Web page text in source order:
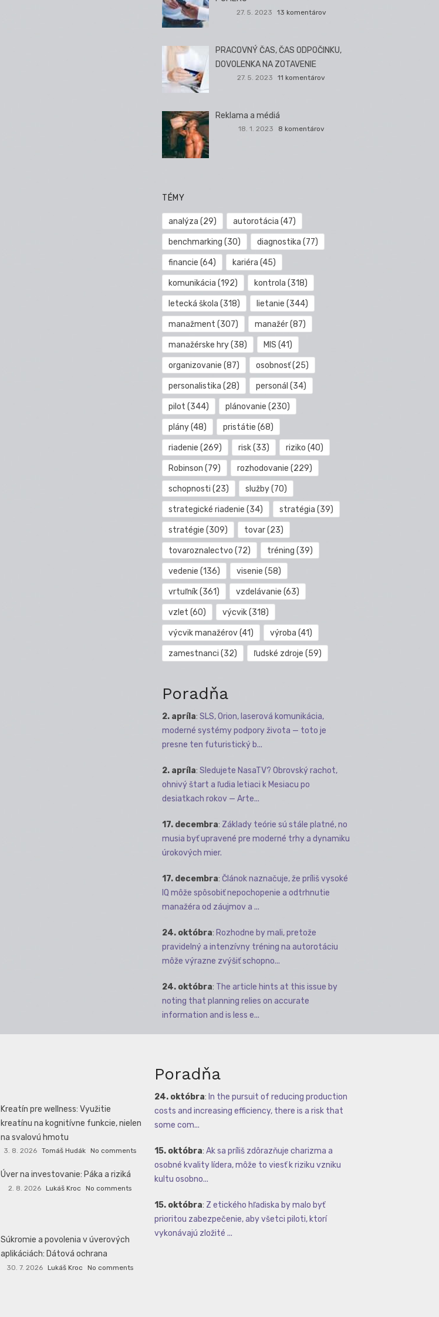
27. 5. 2023 13 komentárov
PRACOVNÝ ČAS, ČAS ODPOČINKU,
DOVOLENKA NA ZOTAVENIE
27. 5. 2023 11 komentárov
Reklama a médiá
18. 1. 2023 8 komentárov
TÉMY
analýza (29) autorotácia (47)
benchmarking (30) diagnostika (77)
financie (64) kariéra (45)
komunikácia (192) kontrola (318)
letecká škola (318) lietanie (344)
manažment (307) manažér(87)
manažérske hry(38) MIS (41)
organizovanie (87) osobnosť(25)
personalistika (28) personál (34)
pilot (344) plánovanie (230)
plány(48) pristátie (68)
riadenie (269) risk(33) riziko (40)
Robinson (79) rozhodovanie (229)
schopnosti (23) služby(70)
strategické riadenie (34) stratégia (39)
stratégie (309) tovar(23)
tovaroznalectvo (72) tréning (39)
vedenie (136) visenie (58)
vrtuľník(361) vzdelávanie (63)
vzlet (60) výcvik(318)
výcvik manažérov(41) výroba (41)
zamestnanci (32) ľudské zdroje (59)
Poradňa
2. apríla: SLS, Orion, laserová komunikácia,
moderné systémy podpory života — toto je
presne ten futuristický b...
2. apríla: Sledujete NasaTV? Obrovský rachot,
ohnivý štart a ľudia letiaci k Mesiacu po
desiatkach rokov — Arte...
17. decembra: Základy teórie sú stále platné, no
musia byť upravené pre moderné trhy a dynamiku
úrokových mier.
17. decembra: Článok naznačuje, že príliš vysoké
IQ môže spôsobiť nepochopenie a odtrhnutie
manažéra od záujmov a ...
24. októbra: Rozhodne by mali, pretože
pravidelný a intenzívny tréning na autorotáciu
môže výrazne zvýšiť schopno...
24. októbra: The article hints at this issue by
noting that planning relies on accurate
information and is less e...
Kreatín pre wellness: Využitie
kreatínu na kognitívne funkcie, nielen
na svalovú hmotu
3. 8. 2026 Tomáš Hudák No comments
Úver na investovanie: Páka a riziká
2. 8. 2026 Lukáš Kroc No comments
Súkromie a povolenia v úverových
aplikáciách: Dátová ochrana
30. 7. 2026 Lukáš Kroc No comments
Poradňa
24. októbra: In the pursuit of reducing production
costs and increasing efficiency, there is a risk that
some com...
15. októbra: Ak sa príliš zdôrazňuje charizma a
osobné kvality lídera, môže to viesť k riziku vzniku
kultu osobno...
15. októbra: Z etického hľadiska by malo byť
prioritou zabezpečenie, aby všetci piloti, ktorí
vykonávajú zložité ...